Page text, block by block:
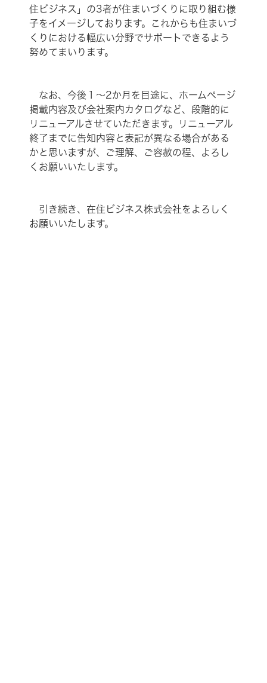
住ビジネス」の3者が住まいづくりに取り組む様
子をイメージしております。これからも住まいづ
くりにおける幅広い分野でサポートできるよう
努めてまいります。
なお、今後１～2か月を目途に、ホームページ
掲載内容及び会社案内カタログなど、段階的に
リニューアルさせていただきます。リニューアル
終了までに告知内容と表記が異なる場合がある
かと思いますが、ご理解、ご容赦の程、よろし
くお願いいたします。
引き続き、在住ビジネス株式会社をよろしく
お願いいたします。